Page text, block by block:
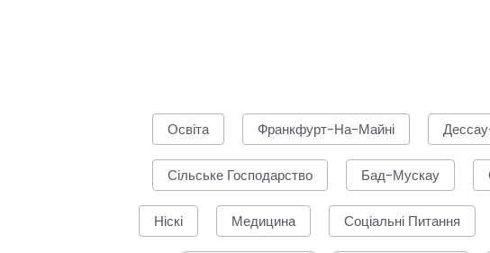
Освіта Франкфурт-На-Майні
Сільське Господарство Бад-Мускау
Ніскі Медицина Соціальні Питання